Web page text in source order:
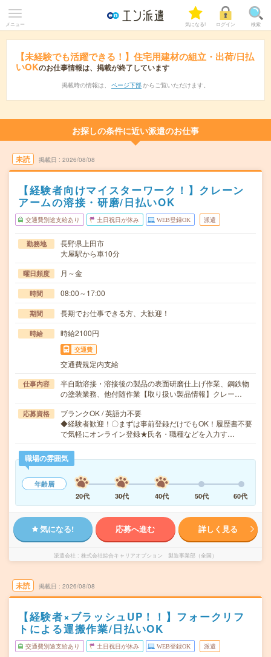
メニュー 気になる! ログイン 検索
【未経験でも活躍できる！】住宅用建材の組立・出荷/日払
いOKのお仕事情報は、掲載が終了しています
掲載時の情報は、 ページ下部 からご覧いただけます。
お探しの条件に近い派遣のお仕事
未読 掲載日 2026/08/08
【経験者向けマイスターワーク！】クレーン
アームの溶接・研磨/日払いOK
交通費別途支給あり 土日祝日が休み WEB登録OK 派遣
勤務地
長野県上田市
大屋駅から車10分
曜日頻度 月～金
時間 08:00～17:00
期間 長期でお仕事できる方、大歓迎！
時給 時給2100円
交通費
交通費規定内支給
仕事内容
半自動溶接・溶接後の製品の表面研磨仕上げ作業、鋼鉄物
の塗装業務、他付随作業【取り扱い製品情報】クレー…
応募資格
ブランクOK / 英語力不要
◆経験者歓迎！〇まずは事前登録だけでもOK！履歴書不要
で気軽にオンライン登録★氏名・職種などを入力す…
職場の雰囲気
年齢層
20代
30代 40代 50代 60代
気になる! 応募へ進む 詳しく見る
派遣会社 株式会社綜合キャリアオプション 製造事業部（全国）
未読 掲載日 2026/08/08
【経験者×ブラッシュUP！！】フォークリフ
トによる運搬作業/日払いOK
交通費別途支給あり 土日祝日が休み WEB登録OK 派遣